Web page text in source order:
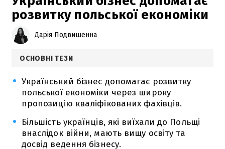
розвитку польської економіки
Дарія Подвишенна
ОСНОВНІ ТЕЗИ
Український бізнес допомагає розвитку
польської економіки через широку
пропозицію кваліфікованих фахівців.
Більшість українців, які виїхали до Польщі
внаслідок війни, мають вищу освіту та
досвід ведення бізнесу.